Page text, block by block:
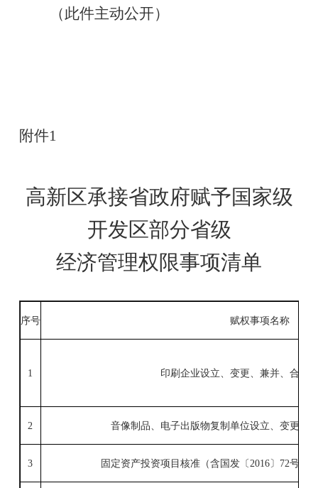
（此件主动公开）
附件1
高新区承接省政府赋予国家级
开发区部分省级
经济管理权限事项清单
序号 赋权事项名称
1 印刷企业设立、变更、兼并、合并
2 音像制品、电子出版物复制单位设立、变更、
3 固定资产投资项目核准（含国发〔 2016〕 72号文